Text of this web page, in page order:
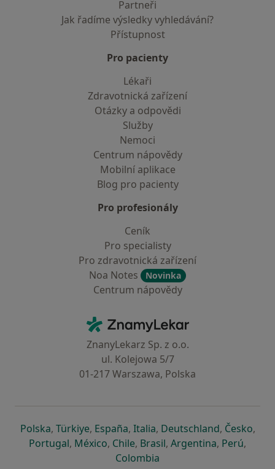
Partneři
Jak řadíme výsledky vyhledávání?
Přístupnost
Pro pacienty
Lékaři
Zdravotnická zařízení
Otázky a odpovědi
Služby
Nemoci
Centrum nápovědy
Mobilní aplikace
Blog pro pacienty
Pro profesionály
Ceník
Pro specialisty
Pro zdravotnická zařízení
Noa Notes
Novinka
Centrum nápovědy
ZnamyLekar - Hlavní stránka
ZnanyLekarz Sp. z o.o.
ul. Kolejowa 5/7
01-217 Warszawa, Polska
Polskase otevře v nové záložce
, Türkiyese otevře v nové záložce
, Españase otevře v nové záložce
, Italiase otevře v nové záložce
, Deutschlandse otevře v
, Českose
,
Portugalse otevře v nové záložce
, Méxicose otevře v nové záložce
, Chilese otevře v nové záložce
, Brasilse otevře v nové
, Argentinase otevře v
, Perúse
,
Colombia